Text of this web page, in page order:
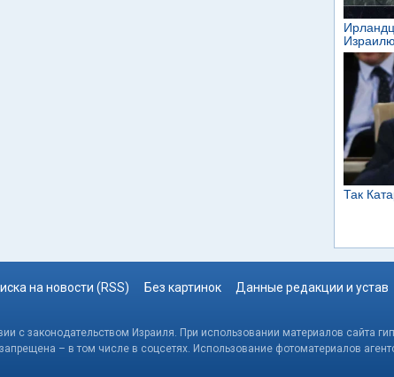
на новости (RSS) Без картинок Данные редакции и устав
с законодательством Израиля. При использовании материалов сайта
– в том числе в соцсетях. Использование фотоматериалов